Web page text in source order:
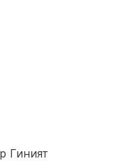
Гиният